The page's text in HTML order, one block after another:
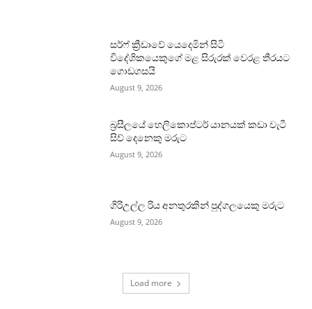
සර්ෆ් ක්‍රීඩාවේ යෙදෙමින් සිටි
විදේශිකයෙකුගේ මළ සිරුරක් වෙරළ තීරයට
ගොඩගසයි
August 9, 2026
බ්‍රසීලයේ හෙලිකොප්ටර් යානයක් කඩා වැටී
සිව් දෙනෙකු මරුට
August 9, 2026
ගිරිඋල්ල රිය අනතුරකින් පුද්ගලයෙකු මරුට
August 9, 2026
Load more